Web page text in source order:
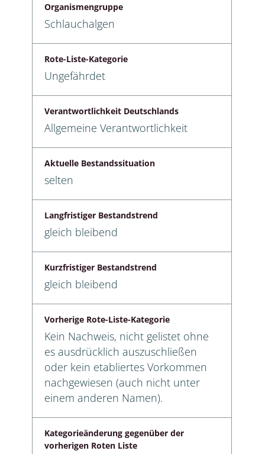
Organismengruppe
Schlauchalgen
Rote-Liste-Kategorie
Ungefährdet
Verantwortlichkeit Deutschlands
Allgemeine Verantwortlichkeit
Aktuelle Bestandssituation
selten
Langfristiger Bestandstrend
gleich bleibend
Kurzfristiger Bestandstrend
gleich bleibend
Vorherige Rote-Liste-Kategorie
Kein Nachweis, nicht gelistet ohne
es ausdrücklich auszuschließen
oder kein etabliertes Vorkommen
nachgewiesen (auch nicht unter
einem anderen Namen).
Kategorieänderung gegenüber der
vorherigen Roten Liste